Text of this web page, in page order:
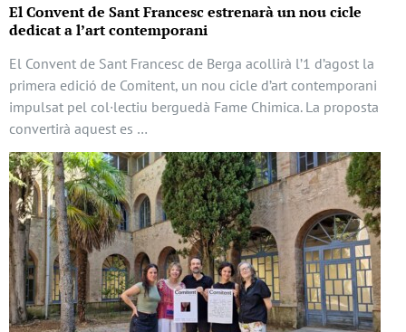
El Convent de Sant Francesc estrenarà un nou cicle
dedicat a l’art contemporani
El Convent de Sant Francesc de Berga acollirà l’1 d’agost la
primera edició de Comitent, un nou cicle d’art contemporani
impulsat pel col·lectiu berguedà Fame Chimica. La proposta
convertirà aquest es …